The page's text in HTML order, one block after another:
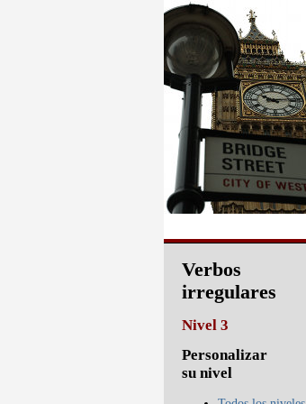
Verbos
irregulares
Nivel 3
Personalizar
su nivel